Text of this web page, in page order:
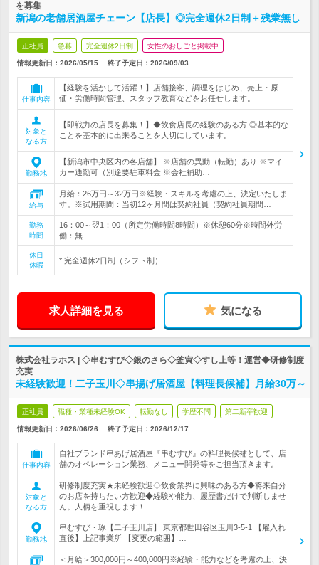
を募集
新潟の老舗居酒屋チェーン【店長】◎完全週休2日制＋残業無し
正社員 急募 完全週休2日制 女性のおしごと掲載中
情報更新日：2026/05/15 終了予定日： 2026/09/03
仕事内容
【経験を活かして活躍！】店舗接客、調理をはじめ、売上・原
価・労働時間管理、スタッフ教育などをお任せします。
対象と
なる方
【即戦力の店長を募集！】◆飲食店長の経験のある方 ◎基本的な
ことを基本的に出来ることを大切にしています。
勤務地
【新潟市中央区内の各店舗】 ※店舗の異動（転勤）あり ※マイ
カー通勤可（別途要駐車料金 ※会社補助…
給与
月給：26万円～32万円※経験・スキルを考慮の上、決定いたしま
す。※試用期間：当初12ヶ月間は契約社員（契約社員期間…
勤務
時間
16：00～翌1：00（所定労働時間8時間）※休憩60分※時間外労
働：無
休日
休暇
* 完全週休2日制（シフト制）
求人詳細を見る 気になる
株式会社ラホス | ◇串むすび◇銀のさら◇釜寅◇すし上等！運営◆研修制度
充実
未経験歓迎！二子玉川◇串揚げ居酒屋【料理長候補】月給30万～
正社員 職種・業種未経験OK 転勤なし 学歴不問 第二新卒歓迎
情報更新日：2026/06/26 終了予定日： 2026/12/17
仕事内容
自社ブランド串あげ居酒屋『串むすび』の料理長候補として、店
舗のオペレーション業務、メニュー開発等をご担当頂きます。
対象と
なる方
研修制度充実★未経験歓迎◇飲食業界に興味のある方◆将来自分
のお店を持ちたい方歓迎◆経験や能力、履歴書だけで判断しませ
ん。人柄を重視します！
勤務地
串むすび・琢【二子玉川店】 東京都世田谷区玉川3-5-1 【雇入れ
直後】上記事業所 【変更の範囲】…
＜月給＞300,000円～400,000円※経験・能力などを考慮の上、決